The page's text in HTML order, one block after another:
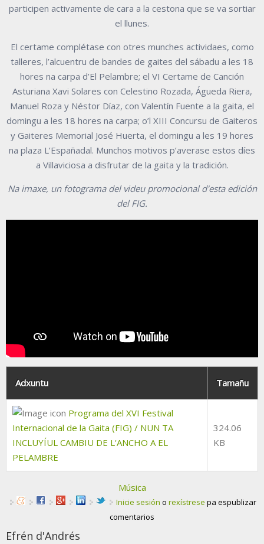
participen activamente de cara a la cestona que se va sortiar
el llunes.
El certame complétase con otres munches actividaes, como
talleres, l’alcuentru de bandes de gaites del sábadu a les 18
hores na carpa d’El Pelambre; el VI Certame de Canción
Asturiana Xavi Solares con Celestino Rozada, Águeda Riera,
Manuel Roza y Néstor Díaz, con Valentín Fuente a la gaita, el
domingu a les 18 hores na carpa; o’l XIII Concursu de Gaiteros
y Gaiteres Memorial José Huerta, el domingu a les 19 hores
na plaza L’Españadal. Munchos motivos p’averase estos díes
a Villaviciosa a disfrutar de la gaita y la tradición.
Na imaxe, un fotograma del videu promocional d'esta edición
del FIG.
Adxuntu Tamañu
Programa del XVI Festival
Internacional de la Gaita (FIG) / NUN TA
INCLUYÍUL CAMBIU DE L'ANCHO A EL
PELAMBRE
324.06
KB
Música
Inicie sesión o rexístrese pa espublizar
comentarios
Efrén d'Andrés